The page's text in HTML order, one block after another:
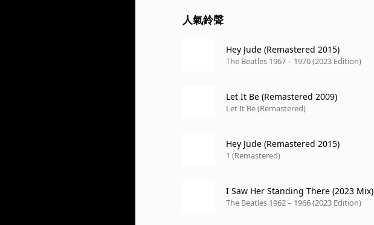
人氣鈴聲
Hey Jude (Remastered 2015)
The Beatles 1967 – 1970 (2023 Edition)
Let It Be (Remastered 2009)
Let It Be (Remastered)
Hey Jude (Remastered 2015)
1 (Remastered)
I Saw Her Standing There (2023 Mix)
The Beatles 1962 – 1966 (2023 Edition)